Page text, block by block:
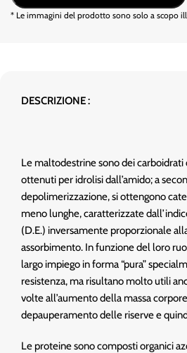
* Le immagini del prodotto sono solo a scopo
DESCRIZIONE :
Le maltodestrine sono dei
ottenuti per idrolisi dall’amido; a
depolimerizzazione, si ottengono
meno lunghe, caratterizzate
(D.E.) inversamente proporzionale
assorbimento. In funzione del loro
largo impiego in forma “pura”
resistenza, ma risultano molto utili
volte all’aumento della massa
depauperamento delle riserve e
Le proteine sono composti organici